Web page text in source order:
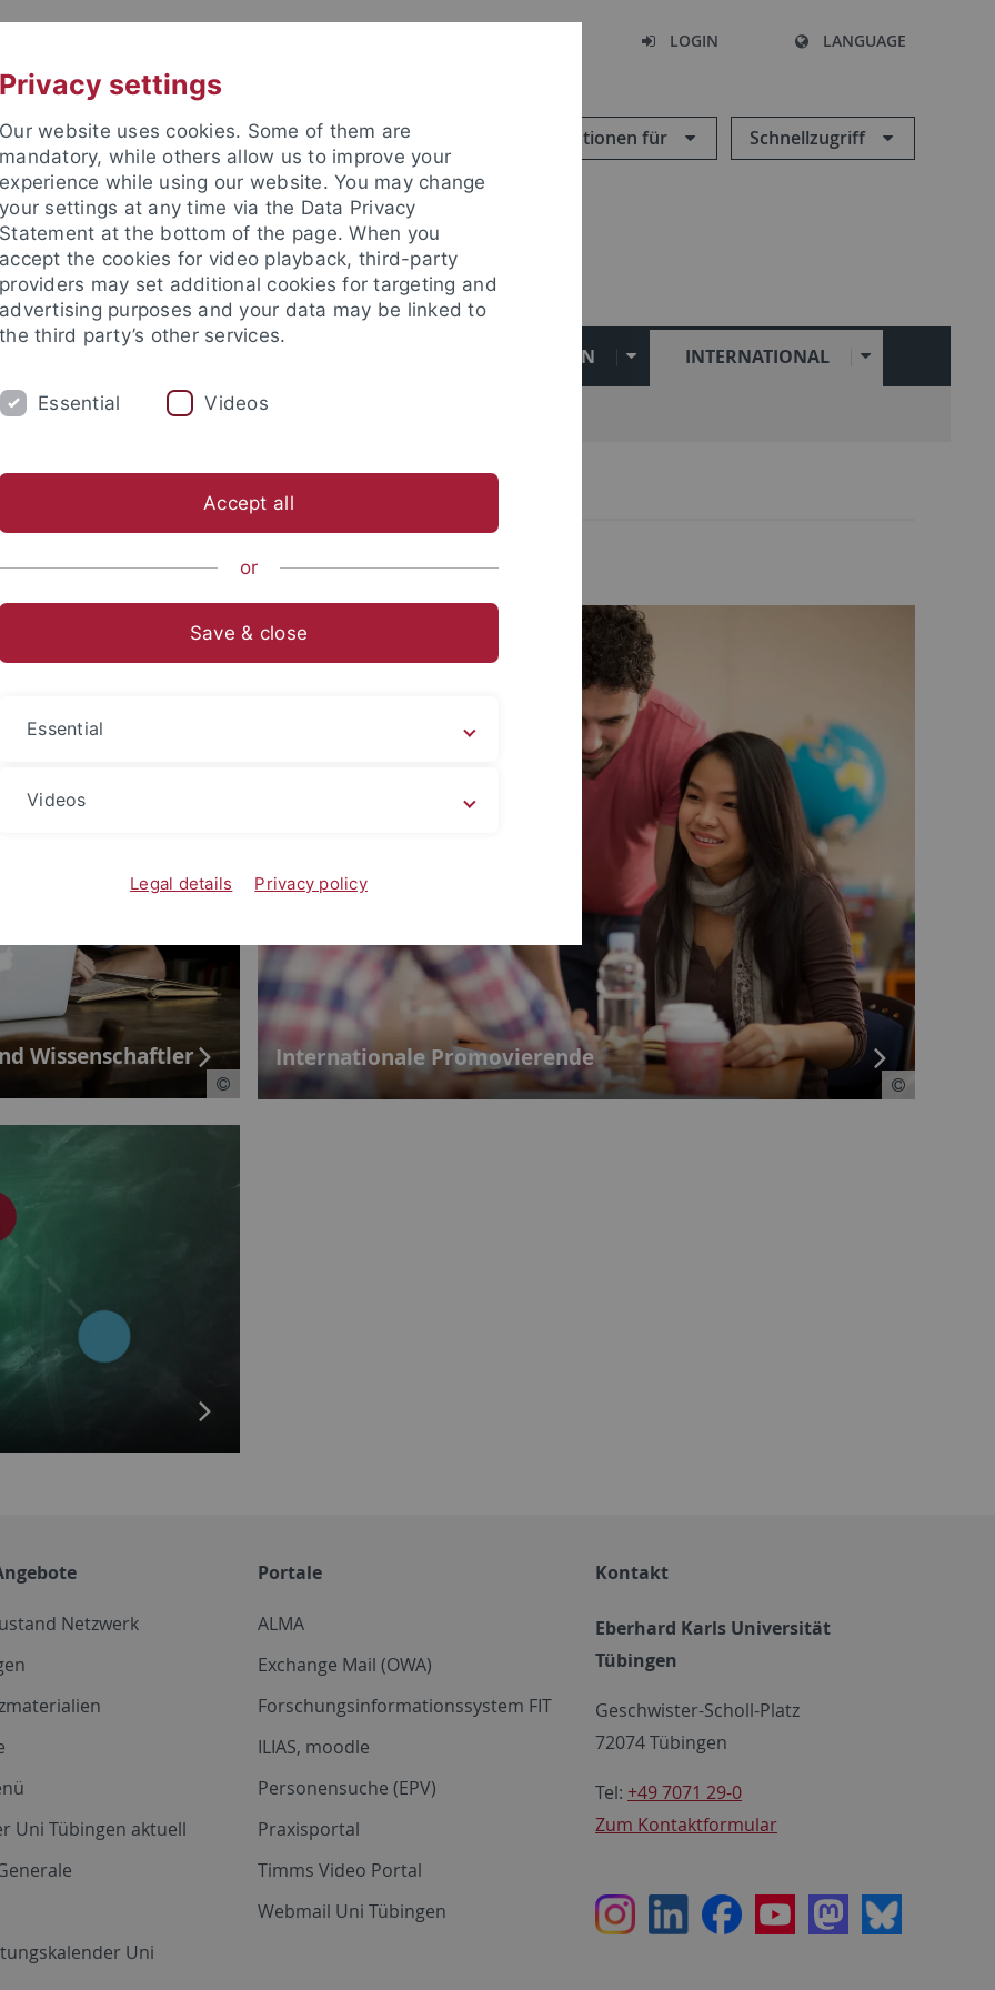
LOGIN LANGUAGE
Informationen für Schnellzugriff
PROMOTION/HABILITATION INTERNATIONAL
Internationale Wissenschaftler Internationale Studierende
International Internationale Wissenschaftler
und Wissenschaftler
Wissenschaftler Internationale Promovierende
Netzwerk
Uni Tübingen aktuell
Uni
Portale
ALMA
Exchange Mail (OWA)
Forschungsinformationssystem FIT
ILIAS, moodle
Personensuche (EPV)
Praxisportal
Timms Video Portal
Webmail Uni Tübingen
Kontakt
Eberhard Karls Universität
Tübingen
Geschwister-Scholl-Platz
72074 Tübingen
Tel: +49 7071 29-0
Zum Kontaktformular
InstagramLinkedInFacebookYoutubeMastodon
Bluesky
Privacy settings
Our website uses cookies. Some of them are
mandatory, while others allow us to improve your
experience while using our website. You may change
your settings at any time via the Data Privacy
Statement at the bottom of the page. When you
accept the cookies for video playback, third-party
providers may set additional cookies for targeting and
advertising purposes and your data may be linked to
the third party’s other services.
Essential Videos
Accept all
or
Save & close
Essential
Videos
Legal details Privacy policy